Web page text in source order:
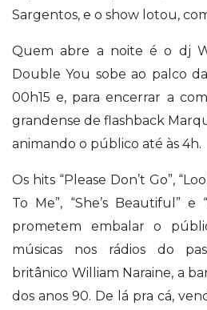
Sargentos, e o show lotou,
Quem abre a noite é o dj
Double You sobe ao palco
00h15 e, para encerrar a
grandense de flashback
animando o público até às 4h.
Os hits “Please Don’t Go”,
To Me”, “She’s Beautiful” e
prometem embalar o
músicas nos rádios do
britânico William Naraine, a
dos anos 90. De lá pra cá,